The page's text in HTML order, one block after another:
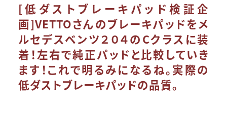
[低ダストブレーキパッド検証企
画]VETTOさんのブレーキパッドをメ
ルセデスベンツ２０４のCクラスに装
着！左右で純正パッドと比較していき
ます！これで明るみになるね。実際の
低ダストブレーキパッドの品質。